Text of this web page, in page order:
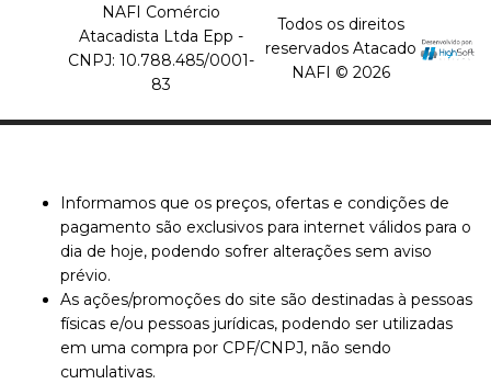
NAFI Comércio
Atacadista Ltda Epp -
CNPJ: 10.788.485/0001-
83
Todos os direitos
reservados Atacado
NAFI © 2026
Informamos que os preços, ofertas e condições de
pagamento são exclusivos para internet válidos para o
dia de hoje, podendo sofrer alterações sem aviso
prévio.
As ações/promoções do site são destinadas à pessoas
físicas e/ou pessoas jurídicas, podendo ser utilizadas
em uma compra por CPF/CNPJ, não sendo
cumulativas.